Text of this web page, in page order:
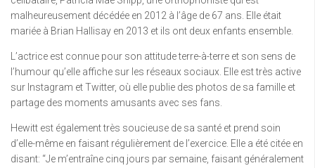
malheureusement décédée en 2012 à l’âge de 67 ans. Elle était
mariée à Brian Hallisay en 2013 et ils ont deux enfants ensemble.
L’actrice est connue pour son attitude terre-à-terre et son sens de
l’humour qu’elle affiche sur les réseaux sociaux. Elle est très active
sur Instagram et Twitter, où elle publie des photos de sa famille et
partage des moments amusants avec ses fans.
Hewitt est également très soucieuse de sa santé et prend soin
d’elle-même en faisant régulièrement de l’exercice. Elle a été citée en
disant: “Je m’entraîne cinq jours par semaine, faisant généralement